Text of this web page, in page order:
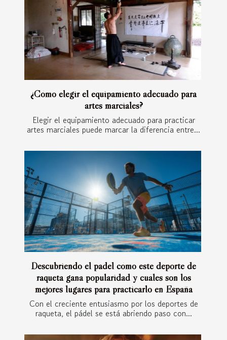
¿Cómo elegir el equipamiento adecuado para
artes marciales?
Elegir el equipamiento adecuado para practicar
artes marciales puede marcar la diferencia entre...
Descubriendo el padel cómo este deporte de
raqueta gana popularidad y cuáles son los
mejores lugares para practicarlo en España
Con el creciente entusiasmo por los deportes de
raqueta, el pádel se está abriendo paso con...